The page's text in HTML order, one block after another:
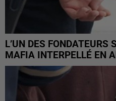
L’UN DES FONDATEURS
MAFIA INTERPELLÉ EN